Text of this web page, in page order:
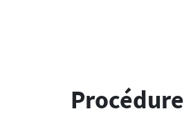
Procédure